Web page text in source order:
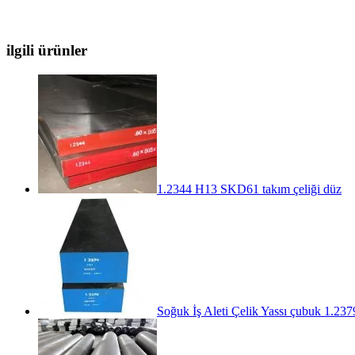
ilgili ürünler
1.2344 H13 SKD61 takım çeliği düz
Soğuk İş Aleti Çelik Yassı çubuk